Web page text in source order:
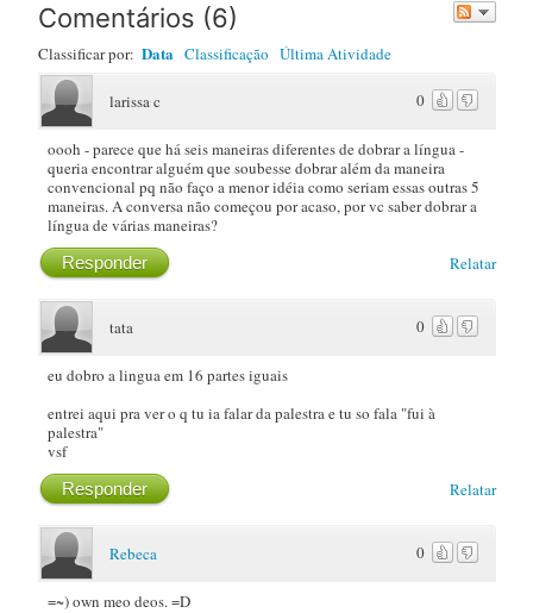
Comentários (6)
Classificar por: Data Classificação Última Atividade
0
larissa c
oooh - parece que há seis maneiras diferentes de dobrar a língua -
queria encontrar alguém que soubesse dobrar além da maneira
convencional pq não faço a menor idéia como seriam essas outras 5
maneiras. A conversa não começou por acaso, por vc saber dobrar a
língua de várias maneiras?
Relatar
Responder
0
tata
eu dobro a lingua em 16 partes iguais
entrei aqui pra ver o q tu ia falar da palestra e tu so fala "fui à
palestra"
vsf
Relatar
Responder
0
Rebeca
=~) own meo deos. =D